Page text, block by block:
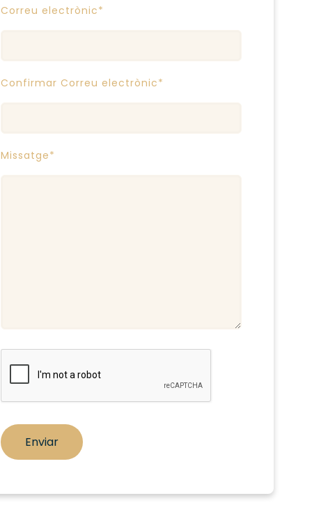
Correu electrònic*
Confirmar Correu electrònic*
Missatge*